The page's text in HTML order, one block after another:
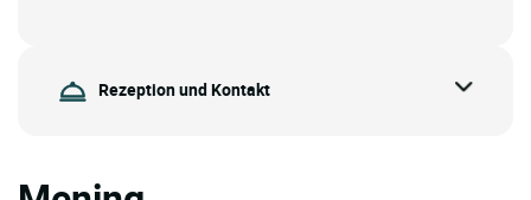
Rezeption und Kontakt